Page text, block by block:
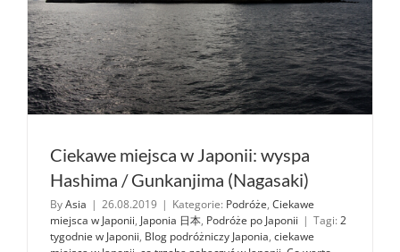
Ciekawe miejsca w Japonii: wyspa
Hashima / Gunkanjima (Nagasaki)
ByAsia | 26.08.2019 | Kategorie: Podróże, Ciekawe
miejsca w Japonii, Japonia 日本, Podróże po Japonii | Tagi: 2
tygodnie w Japonii, Blog podróżniczy Japonia, ciekawe